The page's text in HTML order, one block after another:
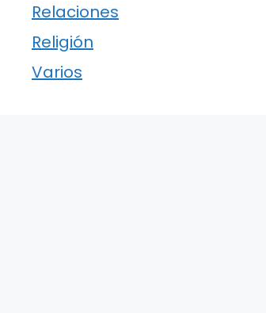
Relaciones
Religión
Varios